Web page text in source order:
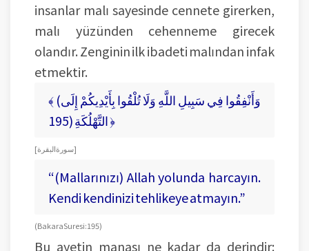
insanlar malı sayesinde cennete girerken,
malı yüzünden cehenneme girecek
olandır. Zenginin ilk ibadeti malından infak
etmektir.
﴾ (وَأَنْفِقُوا فِي سَبِيلِ اللَّهِ وَلَا تُلْقُوا بِأَيْدِيكُمْ إِلَى
التَّهْلُكَةِ (195 ﴿
[ سورة البقرة]
“(Mallarınızı) Allah yolunda harcayın.
Kendi kendinizi tehlikeye atmayın.”
(Bakara Suresi: 195)
Bu ayetin manası ne kadar da derindir: